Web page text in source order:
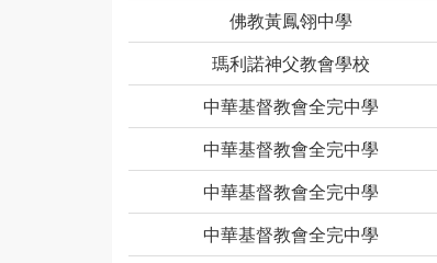
佛教黃鳳翎中學
瑪利諾神父教會學校
中華基督教會全完中學
中華基督教會全完中學
中華基督教會全完中學
中華基督教會全完中學